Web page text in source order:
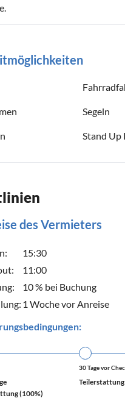
Segeln
Stand Up
des Vermieters
15:30
11:00
10 % bei Buchung
1 Woche vor Anreise
(100%)
30 Tage vor
Teilerstattung